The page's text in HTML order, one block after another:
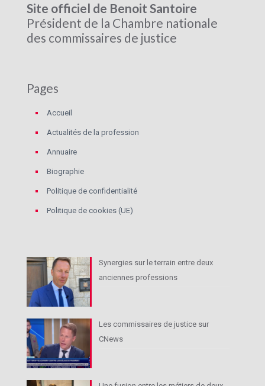
Site officiel de Benoit Santoire
Président de la Chambre nationale
des commissaires de justice
Pages
Accueil
Actualités de la profession
Annuaire
Biographie
Politique de confidentialité
Politique de cookies (UE)
Synergies sur le terrain entre deux
anciennes professions
Les commissaires de justice sur
CNews